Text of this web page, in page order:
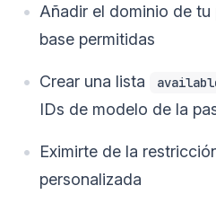
Añadir el dominio de tu
base permitidas
Crear una lista
IDs de modelo de la
Eximirte de la
personalizada